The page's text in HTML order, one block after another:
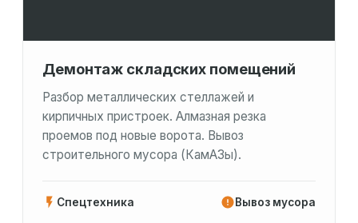
Демонтаж складских помещений
Разбор металлических стеллажей и
кирпичных пристроек. Алмазная резка
проемов под новые ворота. Вывоз
строительного мусора (КамАЗы).
Спецтехника Вывоз мусора